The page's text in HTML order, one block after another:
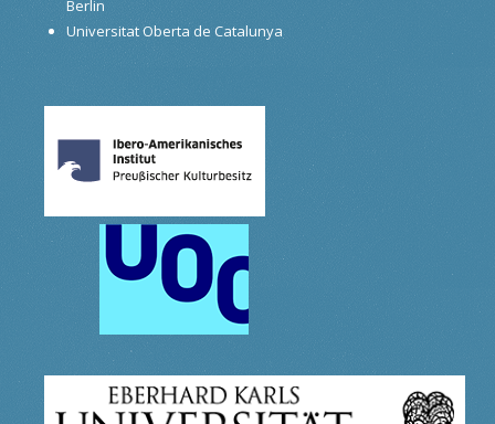
Berlin
Universitat Oberta de Catalunya